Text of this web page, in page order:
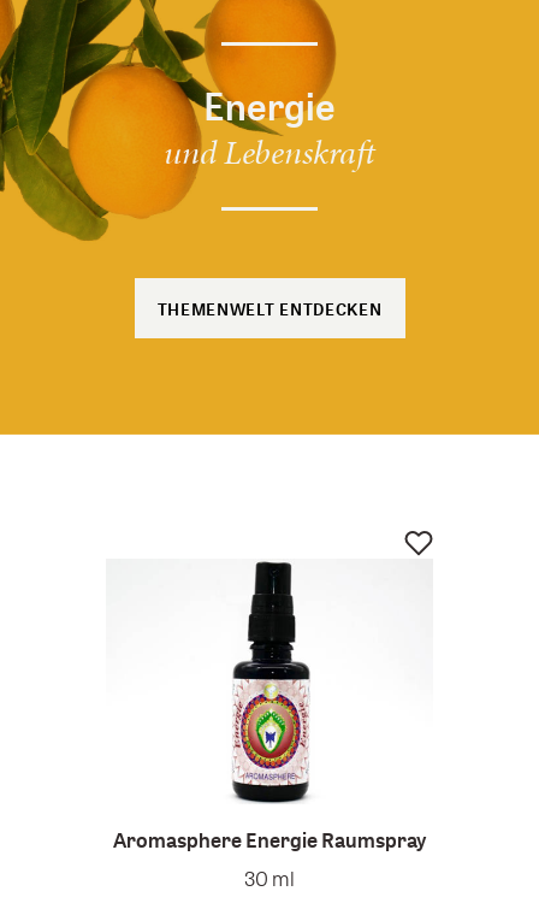
Energie
und Lebenskraft
THEMENWELT ENTDECKEN
Aromasphere Energie Raumspray
30 ml